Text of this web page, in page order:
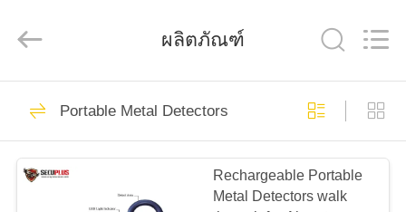
บ้าน
สินค้า
ELECTRONIC
EQUIPMENT
All
Reserved.
X Ray Baggage
Scanner
396
ผลิตภัณฑ์
Portable Metal Detectors
Rechargeable Portable
Metal Detectors walk